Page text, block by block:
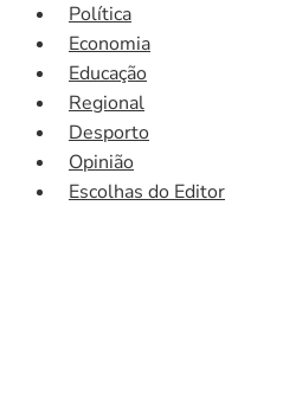
Política
Economia
Educação
Regional
Desporto
Opinião
Escolhas do Editor